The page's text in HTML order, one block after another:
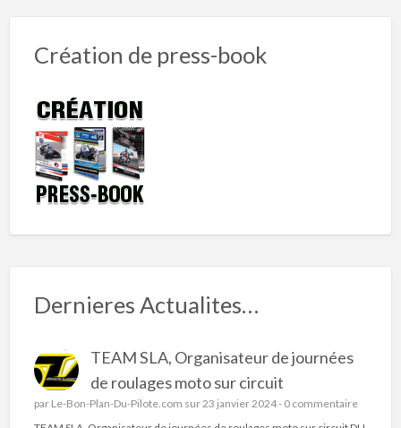
Création de press-book
Dernieres Actualites…
TEAM SLA, Organisateur de journées
de roulages moto sur circuit
par Le-Bon-Plan-Du-Pilote.com sur 23 janvier 2024 - 0 commentaire